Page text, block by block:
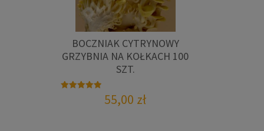
BOCZNIAK CYTRYNOWY
GRZYBNIA NA KOŁKACH 100
SZT.
55,00 zł